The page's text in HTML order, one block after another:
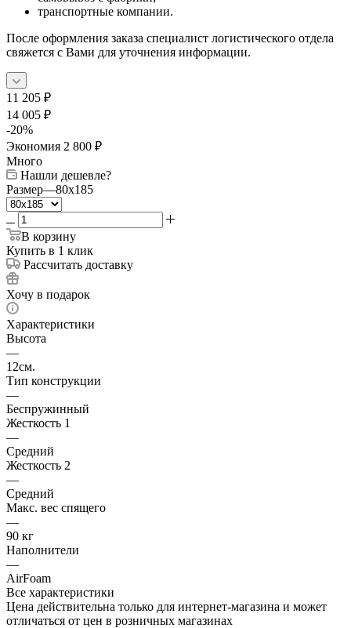
транспортные компании.
После оформления заказа специалист логистического отдела
свяжется с Вами для уточнения информации.
11 205 ₽
14 005 ₽
-20%
Экономия 2 800 ₽
Много
Нашли дешевле?
Размер—80x185
В корзину
Купить в 1 клик
Рассчитать доставку
Хочу в подарок
Характеристики
Высота
—
12см.
Тип конструкции
—
Беспружинный
Жесткость 1
—
Средний
Жесткость 2
—
Средний
Макс. вес спящего
—
90 кг
Наполнители
—
AirFoam
Все характеристики
Цена действительна только для интернет-магазина и может
отличаться от цен в розничных магазинах